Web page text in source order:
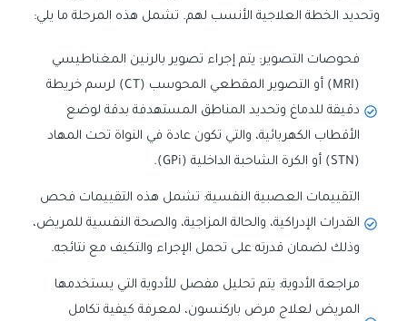
وتحديد الخطة العلاجية الأنسب لهم. تشمل هذه المرحلة ما يلي:
فحوصات التصوير: يتم إجراء تصوير بالرنين المغناطيسي
(MRI) أو التصوير المقطعي المحوسب (CT) لرسم خريطة
دقيقة للدماغ وتحديد المناطق المستهدفة بدقة لوضع
الأقطاب الكهربائية، والتي تكون عادة في النواة تحت المهاد
(STN) أو الكرة الشاحبة الداخلية (GPi).
التقييمات العصبية النفسية: تشمل هذه التقييمات فحص
القدرات الإدراكية، والحالة المزاجية، والصحة النفسية للمريض،
وذلك لضمان قدرته على تحمل الإجراء والتكيف مع نتائجه.
مراجعة الأدوية: يتم تحليل مفصل للأدوية التي يستخدمها
المريض لعلاج مرض باركنسون، لمعرفة كيفية تكامل